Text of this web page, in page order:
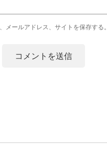
ールアドレス、サイトを保存する。